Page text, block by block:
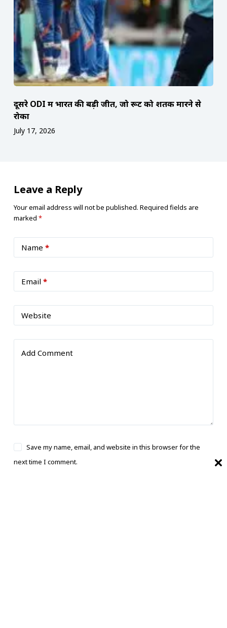
दूसरे ODI में भारत की बड़ी जीत, जो रूट को शतक मारने से
रोका
July 17, 2026
Leave a Reply
Your email address will not be published. Required fields are
marked *
Name *
Email*
Website
Add Comment
Save my name, email, and website in this browser for the
next time I comment.